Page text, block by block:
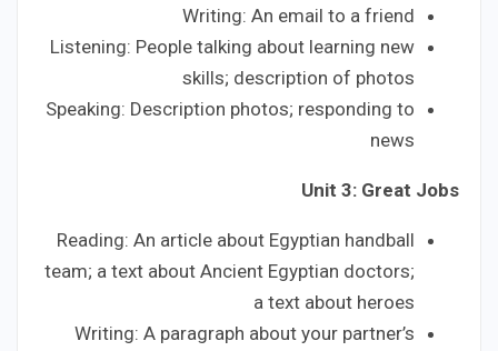
Writing: An email to a friend
Listening: People talking about learning new
skills; description of photos
Speaking: Description photos; responding to
news
Unit 3: Great Jobs
Reading: An article about Egyptian handball
team; a text about Ancient Egyptian doctors;
a text about heroes
Writing: A paragraph about your partner’s